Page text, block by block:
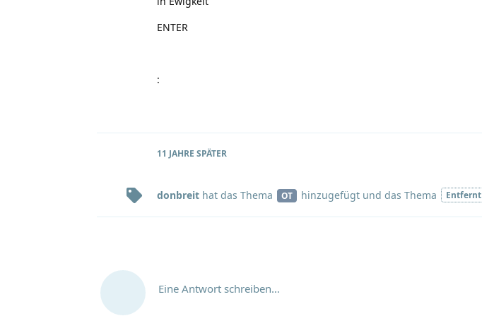
ENTER
:
11 JAHRE SPÄTER
donbreit hat das Thema OT hinzugefügt und das Thema Entfernt
Eine Antwort schreiben…